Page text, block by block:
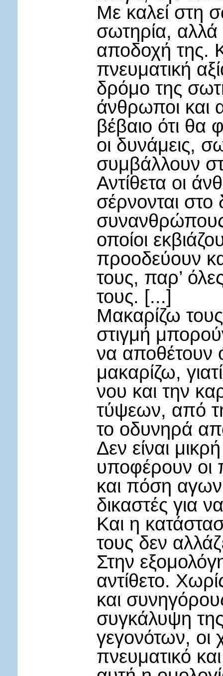
Με καλεί στη
σωτηρία,
αποδοχή της.
πνευματική
δρόμο της
άνθρωποι και
βέβαιο ότι θα
οι δυνάμεις,
συμβάλλουν
Αντίθετα οι
σέρνονται
συνανθρώπους
οποίοι
προοδεύουν
τους, παρ’
τους. [...]
Μακαρίζω
στιγμή
να αποθέτουν
μακαρίζω,
νου και την
τύψεων, από
το οδυνηρά
Δεν είναι
υποφέρουν οι
και πόση
δικαστές για
Και η
τους δεν
Στην
αντίθετο.
και
συγκάλυψη
γεγονότων, οι
πνευματικό